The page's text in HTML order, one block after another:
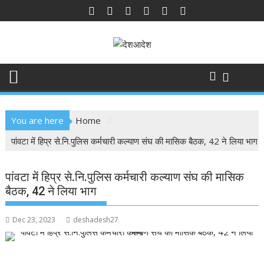
to
You are here
Home
पांवटा में हिप्र से.नि.पुलिस कर्मचारी कल्याण संघ की मासिक बैठक, 42 ने लिया भाग
पांवटा में हिप्र से.नि.पुलिस कर्मचारी कल्याण संघ की मासिक
बैठक, 42 ने लिया भाग
Dec 23, 2023 deshadesh27